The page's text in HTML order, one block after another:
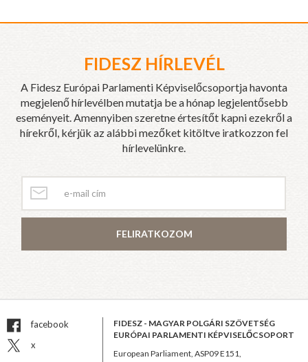
FIDESZ HÍRLEVÉL
A Fidesz Európai Parlamenti Képviselőcsoportja havonta
megjelenő hírlevélben mutatja be a hónap legjelentősebb
eseményeit. Amennyiben szeretne értesítőt kapni ezekről a
hírekről, kérjük az alábbi mezőket kitöltve iratkozzon fel
hírlevelünkre.
FELIRATKOZOM
facebook
x
FIDESZ - MAGYAR POLGÁRI SZÖVETSÉG
EURÓPAI PARLAMENTI KÉPVISELŐCSOPORT
European Parliament, ASP09 E151,